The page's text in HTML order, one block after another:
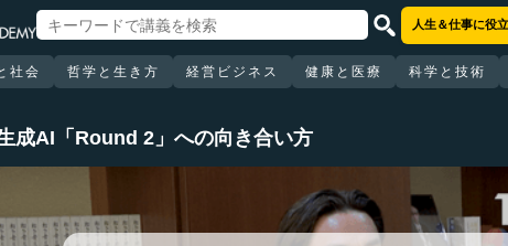
人生＆仕事に役
社会 哲学と生き方 経営ビジネス 健康と医療 科学と技術
成AI「Round 2」への向き合い方